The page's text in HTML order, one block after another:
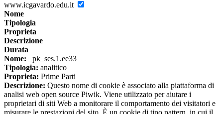
www.icgavardo.edu.it
Nome
Tipologia
Proprieta
Descrizione
Durata
Nome: _pk_ses.1.ee33
Tipologia: analitico
Proprieta: Prime Parti
Descrizione: Questo nome di cookie è associato alla piattaforma di
analisi web open source Piwik. Viene utilizzato per aiutare i
proprietari di siti Web a monitorare il comportamento dei visitatori e